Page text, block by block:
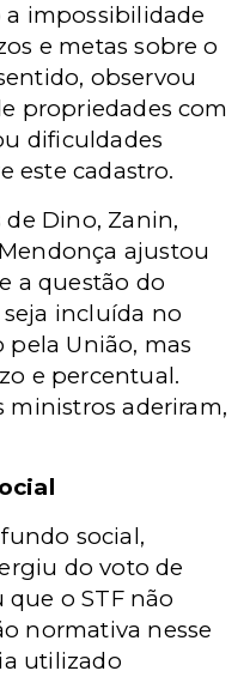
impossibilidade
e metas sobre o
observou
propriedades com
dificuldades
este cadastro.
Dino, Zanin,
ajustou
a questão do
incluída no
pela União, mas
e percentual.
ministros aderiram,
social,
do voto de
o STF não
normativa nesse
utilizado